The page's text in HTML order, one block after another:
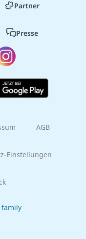
Partner
Presse
AGB
Einstellungen
family